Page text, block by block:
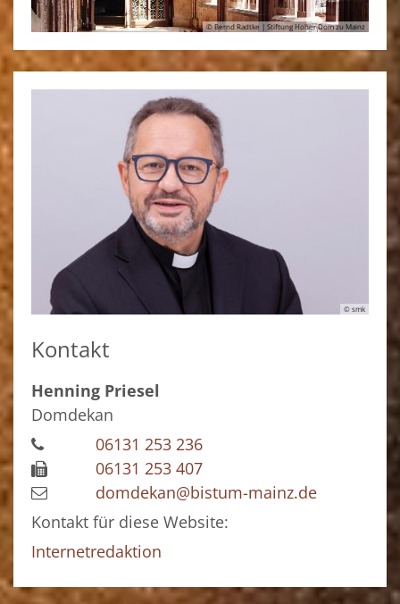
© Bernd Radtke | Stiftung Hoher Dom zu Mainz
© smk
Kontakt
Henning Priesel
Domdekan
06131 253 236
06131 253 407
domdekan@bistum-mainz.de
Kontakt für diese Website:
Internetredaktion